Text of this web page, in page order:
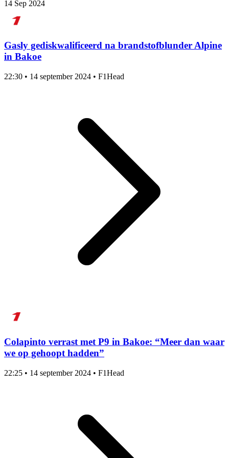
14 Sep 2024
Gasly gediskwalificeerd na brandstofblunder Alpine
in Bakoe
22:30 • 14 september 2024 • F1Head
Colapinto verrast met P9 in Bakoe: “Meer dan waar
we op gehoopt hadden”
22:25 • 14 september 2024 • F1Head